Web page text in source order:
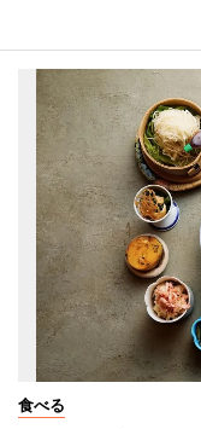
食べる